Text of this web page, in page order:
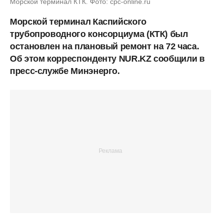
Морской терминал Каспийского
трубопроводного консорциума (КТК) был
остановлен на плановый ремонт на 72 часа.
Об этом корреспонденту NUR.KZ сообщили в
пресс-службе Минэнерго.